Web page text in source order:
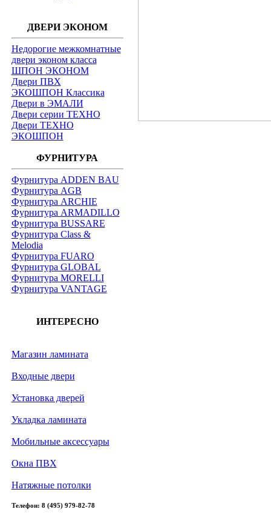
ДВЕРИ ЭКОНОМ
Недорогие межкомнатные
двери эконом класса
ШПОН ЭКОНОМ
Двери ПВХ
ЭКОШПОН Классика
Двери в ЭМАЛИ
Двери серии ТЕХНО
Двери ТЕХНО
ЭКОШПОН
ФУРНИТУРА
Фурнитура ADDEN BAU
Фурнитура AGB
Фурнитура ARCHIE
Фурнитура ARMADILLO
Фурнитура BUSSARE
Фурнитура Class &
Melodia
Фурнитура FUARO
Фурнитура GLOBAL
Фурнитура MORELLI
Фурнитура VANTAGE
ИНТЕРЕСНО
Магазин ламината
Входные двери
Установка дверей
Укладка ламината
Мобильные аксессуары
Окна ПВХ
Натяжные потолки
Телефон: 8 (495) 979-82-78